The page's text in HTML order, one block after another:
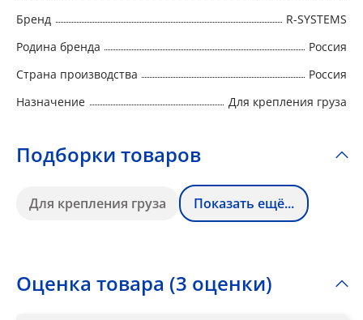
Бренд
R-SYSTEMS
Родина бренда
Россия
Страна производства
Россия
Назначение
Для крепления груза
Подборки товаров
Для крепления груза Показать ещё...
Оценка товара (3 оценки)